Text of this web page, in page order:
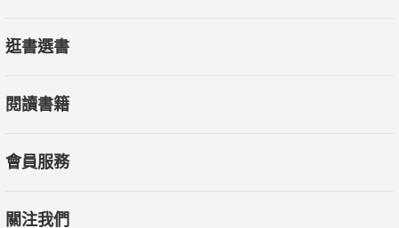
逛書選書
閱讀書籍
會員服務
關注我們